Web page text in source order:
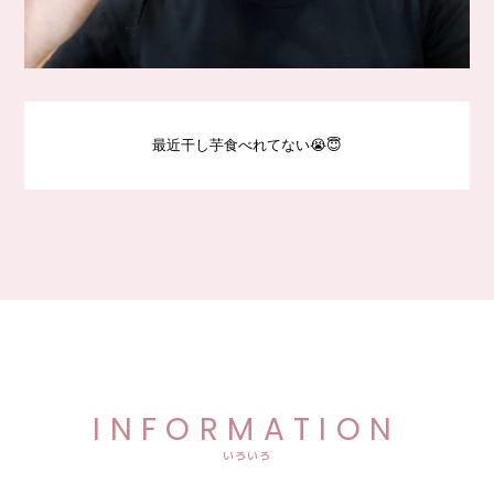
最近干し芋食べれてない😭😇
INFORMATION
いろいろ